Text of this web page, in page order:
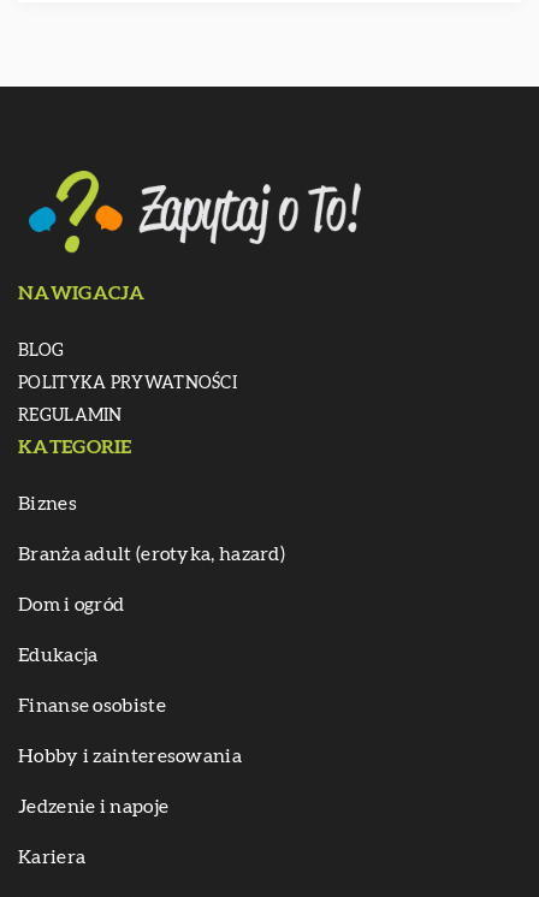
NAWIGACJA
BLOG
POLITYKA PRYWATNOŚCI
REGULAMIN
KATEGORIE
Biznes
Branża adult (erotyka, hazard)
Dom i ogród
Edukacja
Finanse osobiste
Hobby i zainteresowania
Jedzenie i napoje
Kariera